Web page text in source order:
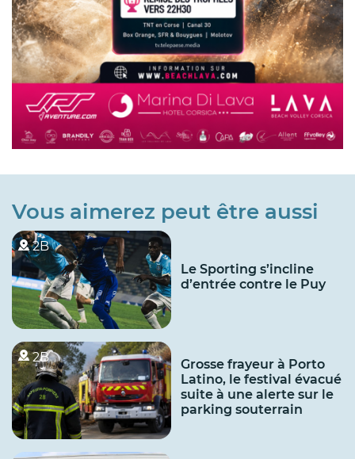
Vous aimerez peut être aussi
2B
Le Sporting s’incline
d’entrée contre le Puy
2B
Grosse frayeur à Porto
Latino, le festival évacué
suite à une alerte sur le
parking souterrain